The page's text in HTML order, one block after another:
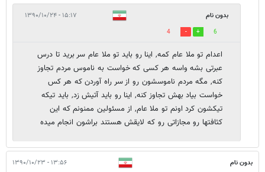
بدون نام ۱۵:۱۷ - ۱۳۹۰/۱۰/۲۴
6
4
اعدام تو ملا عام کمه, اینا رو باید تو ملا عام سر برید تا درس
عبرتی بشه واسه هر کسی که خواست به ناموس مردم تجاوز
کنه, مگه مردم ناموسشون رو از سر راه آوردن که هر کس
خواست بیاد بهش تجاوز کنه, اینا رو باید آتیش زد, باید تیکه
تیکشون کرد اونم تو ملا عام, از مسئولین ممنونم که این
کثافتها رو مجازاتی رو که لایقش هستند براشون انجام میده
بدون نام ۱۳:۵۶ - ۱۳۹۰/۱۰/۲۳